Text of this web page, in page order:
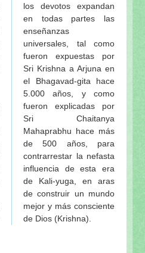
los devotos expandan
en todas partes las
enseñanzas
universales, tal como
fueron expuestas por
Sri Krishna a Arjuna en
el Bhagavad-gita hace
5.000 años, y como
fueron explicadas por
Sri Chaitanya
Mahaprabhu hace más
de 500 años, para
contrarrestar la nefasta
influencia de esta era
de Kali-yuga, en aras
de construir un mundo
mejor y más consciente
de Dios (Krishna).